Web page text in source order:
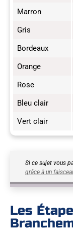
Marron
Gris
Bordeaux
Orange
Rose
Bleu clair
Vert clair
Si ce sujet vous
grâce à un
Les